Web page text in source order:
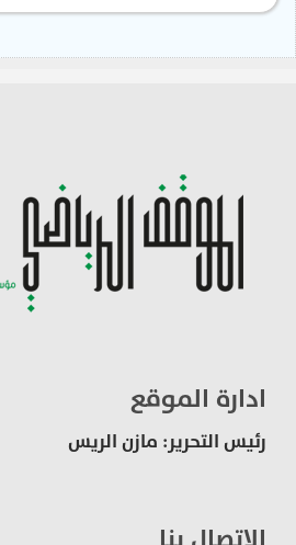
ادارة الموقع
رئيس التحرير: مازن الريس